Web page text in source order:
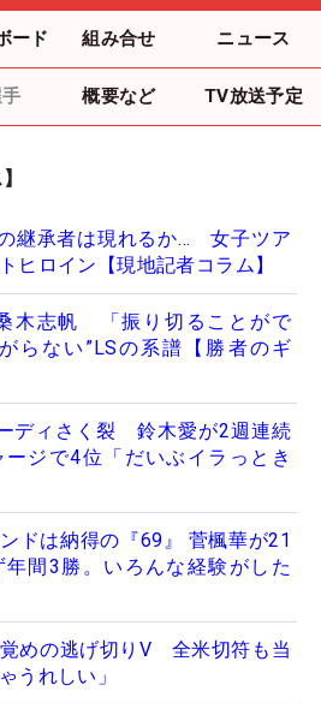
ード 組み合せ ニュース
概要など TV放送予定
継承者は現れるか… 女子ツア
ヒロイン【現地記者コラム】
木志帆 「振り切ることがで
らない”LSの系譜【勝者のギ
ディさく裂 鈴木愛が2週連続
ジで4位「だいぶイラっとき
ドは納得の『69』 菅楓華が21
年間3勝。いろんな経験がした
めの逃げ切りV 全米切符も当
うれしい」